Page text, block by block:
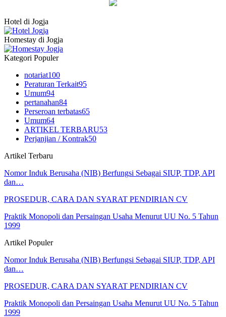
Hotel di Jogja
Homestay di Jogja
Kategori Populer
notariat100
Peraturan Terkait95
Umum94
pertanahan84
Perseroan terbatas65
Umum64
ARTIKEL TERBARU53
Perjanjian / Kontrak50
Artikel Terbaru
Nomor Induk Berusaha (NIB) Berfungsi Sebagai SIUP, TDP, API
dan…
PROSEDUR, CARA DAN SYARAT PENDIRIAN CV
Praktik Monopoli dan Persaingan Usaha Menurut UU No. 5 Tahun
1999
Artikel Populer
Nomor Induk Berusaha (NIB) Berfungsi Sebagai SIUP, TDP, API
dan…
PROSEDUR, CARA DAN SYARAT PENDIRIAN CV
Praktik Monopoli dan Persaingan Usaha Menurut UU No. 5 Tahun
1999